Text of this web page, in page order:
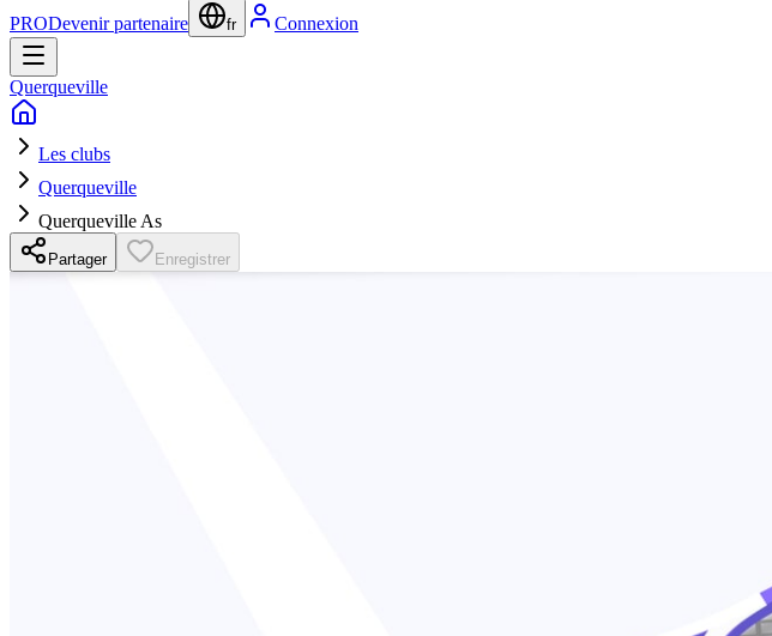
PRODevenir partenaire fr Connexion
Querqueville
Les clubs
Querqueville
Querqueville As
Partager Enregistrer